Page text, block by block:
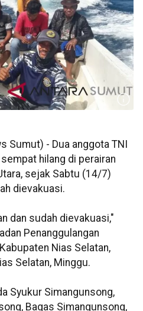
Sumut) - Dua anggota TNI
hilang di perairan
sejak Sabtu (14/7)
dievakuasi.
dan sudah dievakuasi,"
Penanggulangan
Nias Selatan,
Selatan, Minggu.
Syukur Simangunsong,
Bagas Simangunsong,